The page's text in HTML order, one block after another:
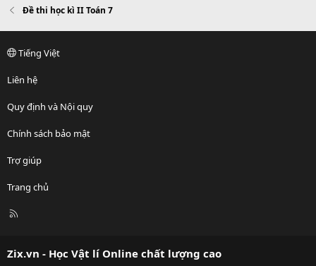
Đề thi học kì II Toán 7
Tiếng Việt
Liên hệ
Quy định và Nội quy
Chính sách bảo mật
Trợ giúp
Trang chủ
R
Zix.vn - Học Vật lí Online chất lượng cao